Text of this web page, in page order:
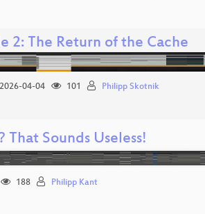
2: The Return of the Cache
2026-04-04 101 Philipp Skotnik
Sounds Useless!
188 Philipp Kant